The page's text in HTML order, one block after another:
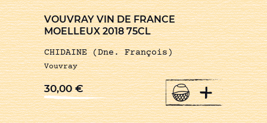
VOUVRAY VIN DE FRANCE
MOELLEUX 2018 75CL
CHIDAINE (Dne. François)
Vouvray
30,00€ +